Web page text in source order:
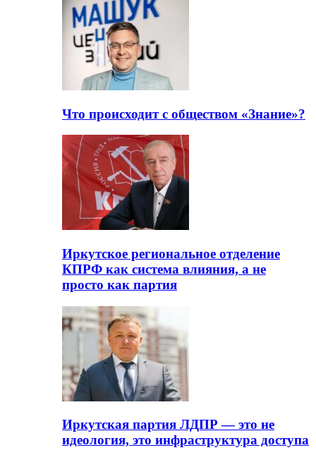
Что происходит с обществом «Знание»?
Иркутское региональное отделение
КПРФ как система влияния, а не
просто как партия
Иркутская партия ЛДПР — это не
идеология, это инфраструктура доступа